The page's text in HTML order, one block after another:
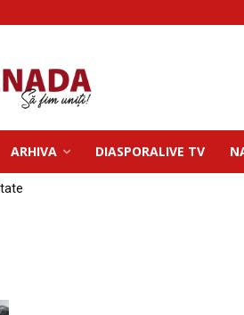
ARHIVA DIASPORALIVE TV